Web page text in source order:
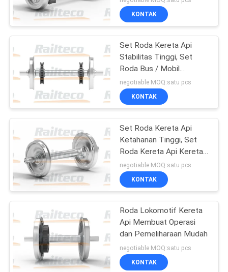
Mobil Kereta Api
Penumpang
Mesin press roda
Peralatan bengkel
kereta api
KONTAK
Set Roda Kereta Api
Stabilitas Tinggi, Set
Roda Bus / Mobil
Penumpang
negotiable MOQ:satu pcs
KONTAK
Set Roda Kereta Api
Ketahanan Tinggi, Set
Roda Kereta Api Kereta
Api tahan aus
negotiable MOQ:satu pcs
KONTAK
Roda Lokomotif Kereta
Api Membuat Operasi
dan Pemeliharaan Mudah
negotiable MOQ:satu pcs
KONTAK